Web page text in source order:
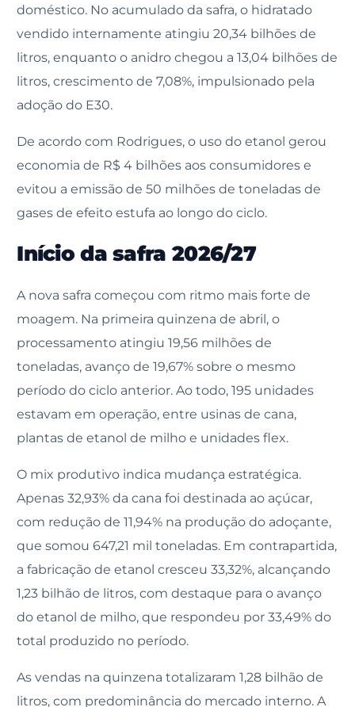
doméstico. No acumulado da safra, o hidratado
vendido internamente atingiu 20,34 bilhões de
litros, enquanto o anidro chegou a 13,04 bilhões de
litros, crescimento de 7,08%, impulsionado pela
adoção do E30.
De acordo com Rodrigues, o uso do etanol gerou
economia de R$ 4 bilhões aos consumidores e
evitou a emissão de 50 milhões de toneladas de
gases de efeito estufa ao longo do ciclo.
Início da safra 2026/27
A nova safra começou com ritmo mais forte de
moagem. Na primeira quinzena de abril, o
processamento atingiu 19,56 milhões de
toneladas, avanço de 19,67% sobre o mesmo
período do ciclo anterior. Ao todo, 195 unidades
estavam em operação, entre usinas de cana,
plantas de etanol de milho e unidades flex.
O mix produtivo indica mudança estratégica.
Apenas 32,93% da cana foi destinada ao açúcar,
com redução de 11,94% na produção do adoçante,
que somou 647,21 mil toneladas. Em contrapartida,
a fabricação de etanol cresceu 33,32%, alcançando
1,23 bilhão de litros, com destaque para o avanço
do etanol de milho, que respondeu por 33,49% do
total produzido no período.
As vendas na quinzena totalizaram 1,28 bilhão de
litros, com predominância do mercado interno. A